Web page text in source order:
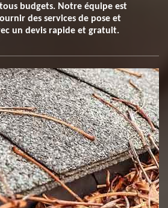
budgets. Notre équipe est
des services de pose et
un devis rapide et gratuit.